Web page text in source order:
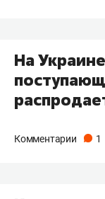
На
Комментарии 1